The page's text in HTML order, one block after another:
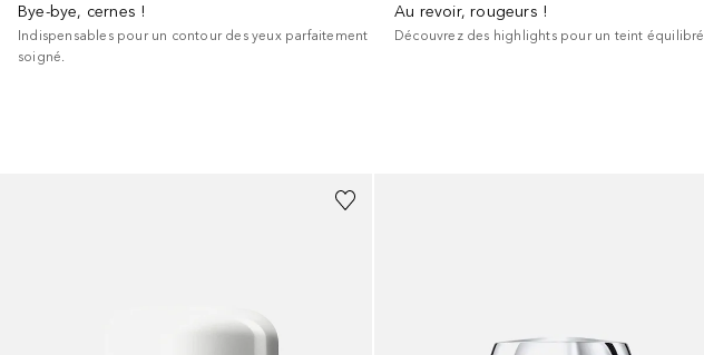
Bye-bye, cernes !
Indispensables pour un contour des yeux parfaitement
soigné.
Au revoir, rougeurs !
Découvrez des highlights pour un teint équilibré.